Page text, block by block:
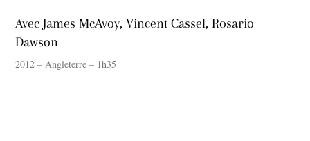
Avec James McAvoy, Vincent Cassel, Rosario
Dawson
2012 – Angleterre – 1h35